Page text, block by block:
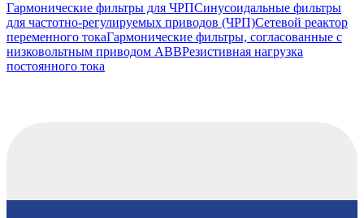
Гармонические фильтры для ЧРПСинусоидальные фильтры
для частотно-регулируемых приводов (ЧРП)Сетевой реактор
переменного токаГармонические фильтры, согласованные с
низковольтным приводом ABBРезистивная нагрузка
постоянного тока